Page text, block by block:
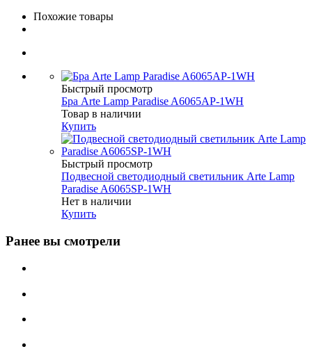
Похожие товары
Быстрый просмотр
Бра Arte Lamp Paradise A6065AP-1WH
Товар в наличии
Купить
Быстрый просмотр
Подвесной светодиодный светильник Arte Lamp
Paradise A6065SP-1WH
Нет в наличии
Купить
Ранее вы смотрели